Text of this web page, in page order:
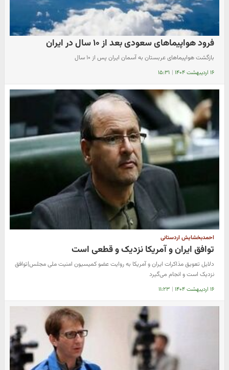
فرود هواپیماهای سعودی بعد از ۱۰ سال در ایران
بازگشت هواپیما‌های عربستان به آسمان ایران پس از ۱۰ سال
۱۶ اردیبهشت ۱۴۰۴ | ۱۵:۳۱
احمدبخشایش اردستانی
توافق ایران و آمریکا نزدیک و قطعی است
دلایل تعویق مذاکرات ایران و آمریکا به روایت عضو کمیسیون امنیت ملی مجلس|توافق
نزدیک است و انجام می‌گیرد
۱۶ اردیبهشت ۱۴۰۴ | ۱۱:۲۳